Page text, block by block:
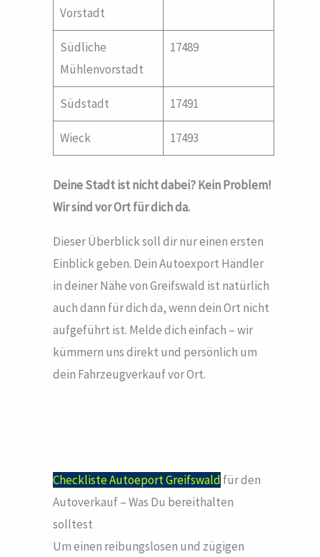
Vorstadt
Südliche
Mühlenvorstadt
17489
Südstadt 17491
Wieck 17493
Deine Stadt ist nicht dabei? Kein Problem!
Wir sind vor Ort für dich da.
Dieser Überblick soll dir nur einen ersten
Einblick geben. Dein Autoexport Händler
in deiner Nähe von Greifswald ist natürlich
auch dann für dich da, wenn dein Ort nicht
aufgeführt ist. Melde dich einfach – wir
kümmern uns direkt und persönlich um
dein Fahrzeugverkauf vor Ort.
Checkliste Autoeport Greifswald für den
Autoverkauf – Was Du bereithalten
solltest
Um einen reibungslosen und zügigen